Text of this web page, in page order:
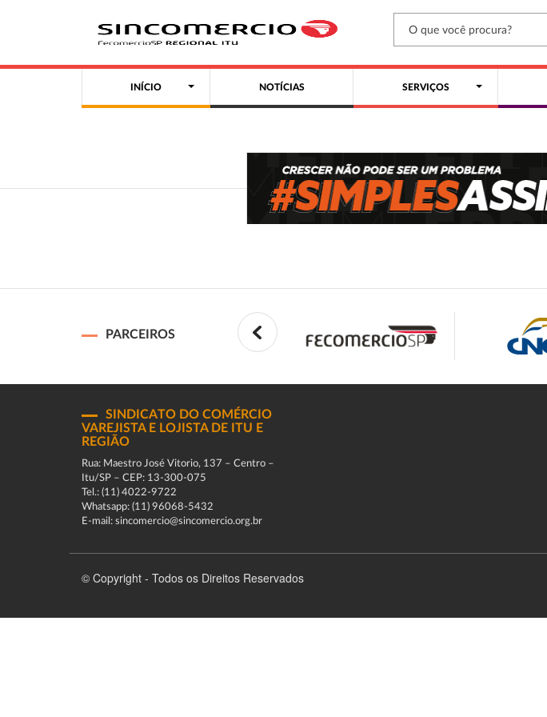
INÍCIO NOTÍCIAS SERVIÇOS
PARCEIROS
SINDICATO DO COMÉRCIO
VAREJISTA E LOJISTA DE ITU E
REGIÃO
Rua: Maestro José Vitorio, 137 – Centro –
Itu/SP – CEP: 13-300-075
Tel.: (11) 4022-9722
Whatsapp: (11) 96068-5432
E-mail: sincomercio@sincomercio.org.br
© Copyright - Todos os Direitos Reservados